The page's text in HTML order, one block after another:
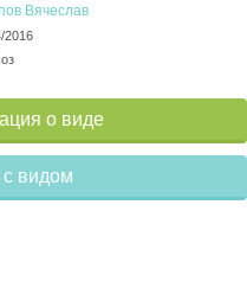
Вячеслав
2016
о виде
с видом